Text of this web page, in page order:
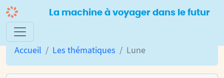
La machine à voyager dans le futur
Accueil Les thématiques Lune